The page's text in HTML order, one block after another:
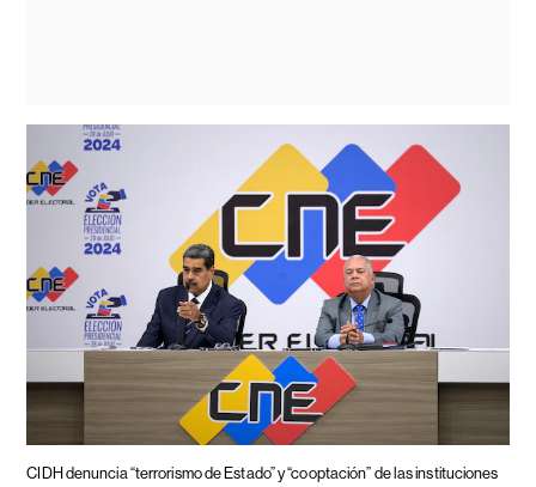
CIDH denuncia “terrorismo de Estado” y “cooptación” de las instituciones